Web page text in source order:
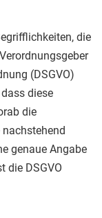
die
(DSGVO)
diese
die
genaue Angabe
die DSGVO